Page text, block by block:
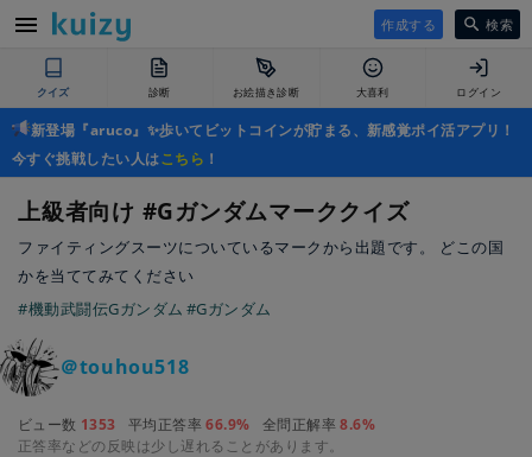
作成する 検索
クイズ 診断 お絵描き診断 大喜利 ログイン
新登場『aruco』✨歩いてビットコインが貯まる、新感覚ポイ活アプリ！
今すぐ挑戦したい人はこちら ！
上級者向け #Gガンダムマーククイズ
ファイティングスーツについているマークから出題です。 どこの国
かを当ててみてください
#機動武闘伝Gガンダム #Gガンダム
＠touhou518
ビュー数 1353 平均正答率66.9% 全問正解率8.6%
正答率などの反映は少し遅れることがあります。